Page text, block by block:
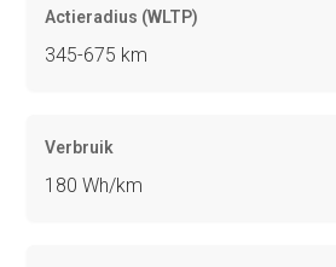
Actieradius (WLTP)
345-675 km
Verbruik
180 Wh/km